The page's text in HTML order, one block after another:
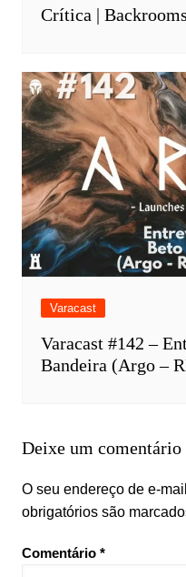
Crítica |
Varacast
Varacast #142 –
Bandeira (Argo –
Deixe um comentário
O seu endereço de e-
obrigatórios são
Comentário *